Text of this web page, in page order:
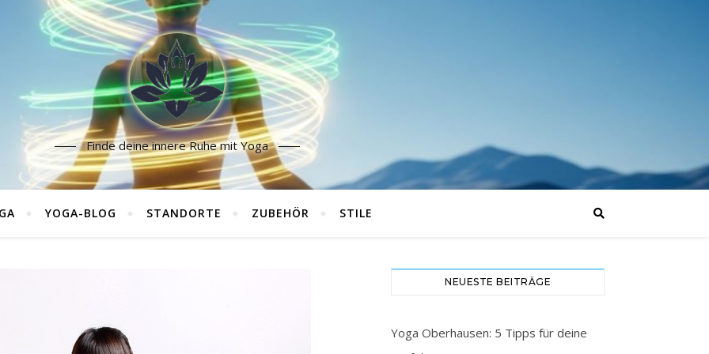
Finde deine innere Ruhe mit Yoga
YOGA-BLOG STANDORTE ZUBEHÖR STILE
NEUESTE BEITRÄGE
Yoga Oberhausen: 5 Tipps für deine